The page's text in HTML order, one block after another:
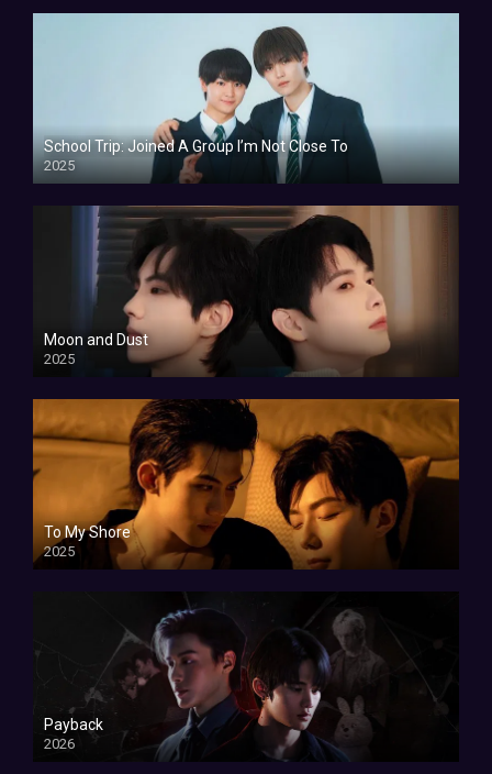
School Trip: Joined A Group I’m Not Close To
2025
Moon and Dust
2025
To My Shore
2025
Payback
2026